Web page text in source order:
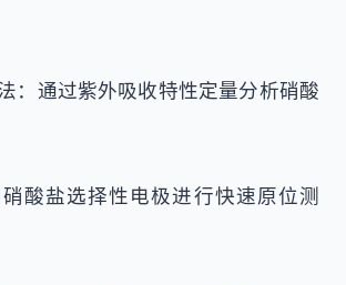
：通过紫外吸收特性定量分析硝酸
酸盐选择性电极进行快速原位测